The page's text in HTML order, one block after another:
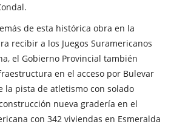
de esta histórica obra en la
recibir a los Juegos Suramericanos
el Gobierno Provincial también
en el acceso por Bulevar
la pista de atletismo con solado
nueva gradería en el
con 342 viviendas en Esmeralda